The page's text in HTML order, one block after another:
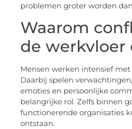
problemen groter worden
Waarom
de werkvloer
Mensen werken intensief
Daarbij spelen
emoties en persoonlijke
belangrijke rol. Zelfs binnen
functionerende organisaties
ontstaan.